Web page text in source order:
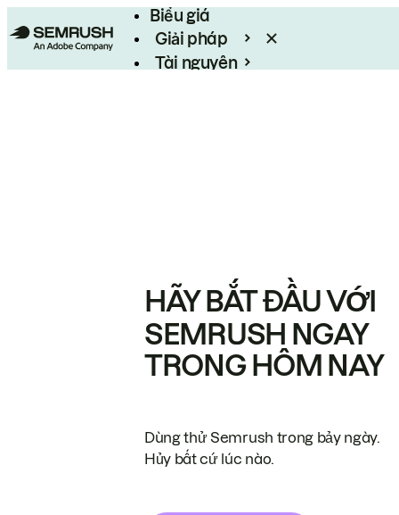
Biểu giá
Giải pháp
Tài nguyên
HÃY BẮT ĐẦU VỚI
SEMRUSH NGAY
TRONG HÔM NAY
Dùng thử Semrush trong bảy ngày.
Hủy bất cứ lúc nào.